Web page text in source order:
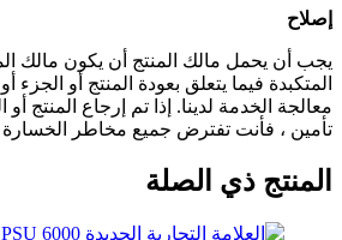
إصلاح
يجب أن يحمل مالك المنتج أن يكون مالك
المتكبدة فيما يتعلق بعودة المنتج أو
معالجة الخدمة لدينا. إذا تم إرجاع المنتج
تأمين ، فأنت تفترض جميع مخاطر الخسارة
المنتج ذي الصلة